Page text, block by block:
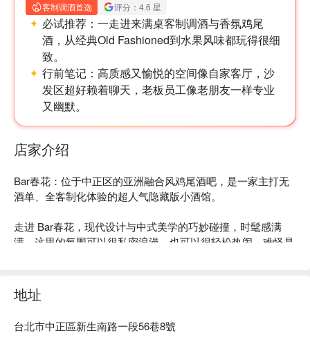
客制调酒首选 评分：4.6 星
必试推荐： 一走进来满桌客制调酒与香氛鸡尾
酒，从经典Old Fashioned到水果风味都玩得很细
致。
行前笔记： 高质感又愉悦的空间像自家客厅，沙
发区超好赖着聊天，老板员工像老朋友一样专业
又幽默。
店家介绍
Bar春花：位于中正区的亚洲融合风鸡尾酒吧，是一家主打无
酒单、全客制化体验的超人气隐藏版小酒馆。
走进 Bar春花，现代设计与中式美学的巧妙碰撞，时髦感满
满。这里的氛围可以很私密浪漫，也可以很轻松热闹，难怪是
不虚此行。
这里，你才是主角。只要告诉专业的调酒师你的偏好——比如
地址
台北市中正區新生南路一段56巷8號